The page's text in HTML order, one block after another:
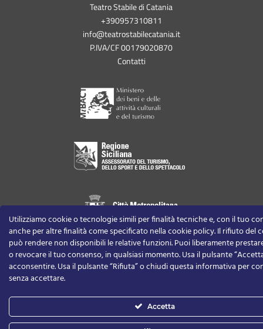
Teatro Stabile di Catania
+390957310811
info@teatrostabilecatania.it
P.IVA/CF 00179020870
Contatti
Utilizziamo cookie o tecnologie simili per finalità tecniche e, con il tuo
anche per altre finalità come specificato nella cookie policy. Il rifiuto del
può rendere non disponibili le relative funzioni.Puoi liberamente
o revocare il tuo consenso, in qualsiasi momento.Usa il pulsante
acconsentire. Usa il pulsante “Rifiuta” o chiudi questa informativa per
senza accettare.
Accetta